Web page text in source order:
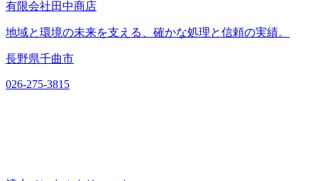
有限会社田中商店
地域と環境の未来を支える、確かな処理と信頼の実績。
長野県千曲市
026-275-3815